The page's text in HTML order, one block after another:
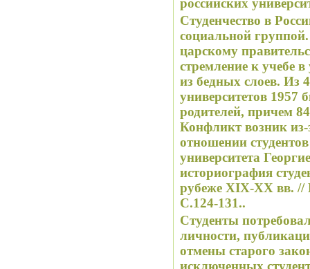
российских
Студенчество в
социальной
царскому
стремление к учебе
из бедных слоев. Из
университетов
родителей, причем
Конфликт возник из-
отношении
университета
историография
рубеже XIX-XX вв. // Вопросы
С.124-131..
Студенты
личности,
отмены старого
исключенных